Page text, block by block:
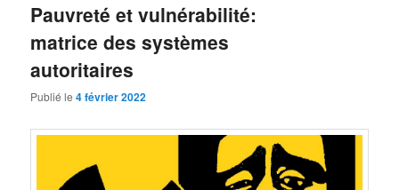
Pauvreté et vulnérabilité:
matrice des systèmes
autoritaires
Publié le4 février 2022